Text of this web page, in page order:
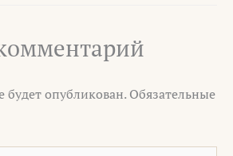
будет опубликован. Обязательные